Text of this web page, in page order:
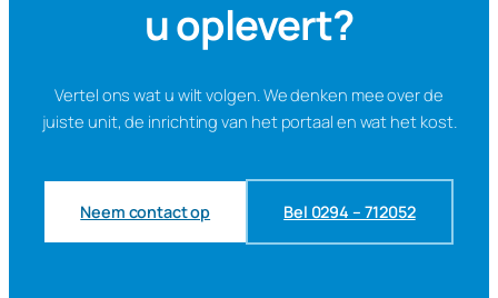
u oplevert?
Vertel ons wat u wilt volgen. We denken mee over de
juiste unit, de inrichting van het portaal en wat het kost.
Neem contact op Bel 0294 – 712052